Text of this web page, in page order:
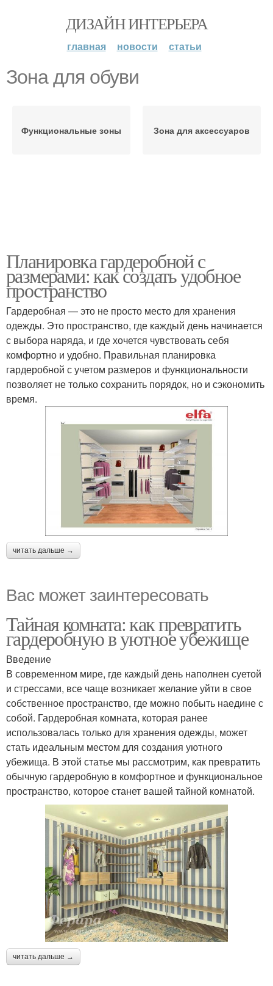
ДИЗАЙН ИНТЕРЬЕРА
главная новости статьи
Зона для обуви
Функциональные зоны Зона для аксессуаров
Планировка гардеробной с
размерами: как создать удобное
пространство
Гардеробная — это не просто место для хранения
одежды. Это пространство, где каждый день начинается
с выбора наряда, и где хочется чувствовать себя
комфортно и удобно. Правильная планировка
гардеробной с учетом размеров и функциональности
позволяет не только сохранить порядок, но и сэкономить
время.
читать дальше →
Вас может заинтересовать
Тайная комната: как превратить
гардеробную в уютное убежище
Введение
В современном мире, где каждый день наполнен суетой
и стрессами, все чаще возникает желание уйти в свое
собственное пространство, где можно побыть наедине с
собой. Гардеробная комната, которая ранее
использовалась только для хранения одежды, может
стать идеальным местом для создания уютного
убежища. В этой статье мы рассмотрим, как превратить
обычную гардеробную в комфортное и функциональное
пространство, которое станет вашей тайной комнатой.
читать дальше →